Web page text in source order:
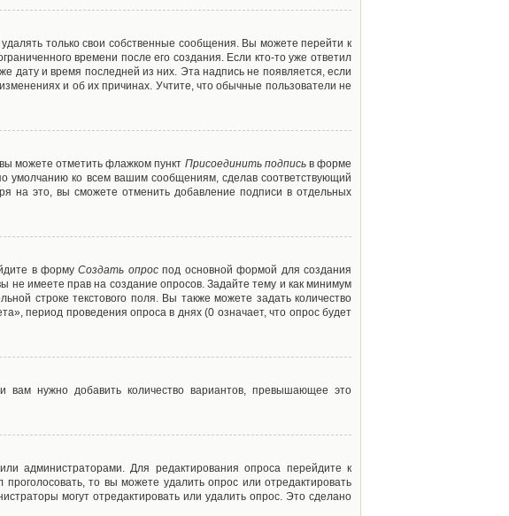
только свои собственные сообщения. Вы можете перейти к
времени после его создания. Если кто-то уже ответил
дату и время последней из них. Эта надпись не появляется, если
и об их причинах. Учтите, что обычные пользователи не
можете отметить флажком пункт Присоединить подписьв форме
умолчанию ко всем вашим сообщениям, сделав соответствующий
на это, вы сможете отменить добавление подписи в отдельных
в формуСоздать опроспод основной формой для создания
не имеете прав на создание опросов. Задайте тему и как минимум
строке текстового поля. Вы также можете задать количество
период проведения опроса в днях (0 означает, что опрос будет
вам нужно добавить количество вариантов, превышающее это
администраторами. Для редактирования опроса перейдите к
то вы можете удалить опрос или отредактировать
могут отредактировать или удалить опрос. Это сделано